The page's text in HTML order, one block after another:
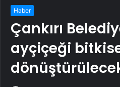
Haber
Çankırı
ayçiçeği